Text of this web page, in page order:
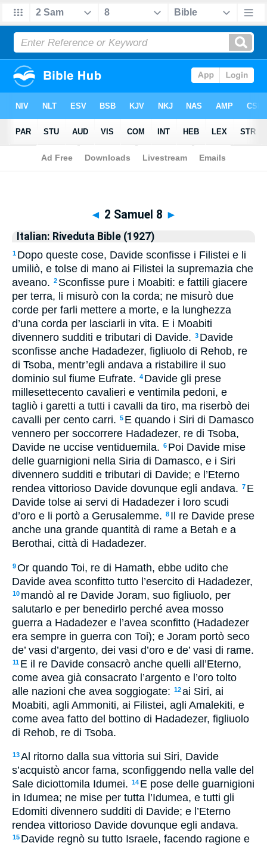
>Italian: Riveduta Bible (1927) > 2 Samuel 8
◄ 2 Samuel 8 ►
Italian: Riveduta Bible (1927)
1 Dopo queste cose, Davide sconfisse i Filistei e li
umiliò, e tolse di mano ai Filistei la supremazia che
aveano. 2 Sconfisse pure i Moabiti: e fattili giacere
per terra, li misurò con la corda; ne misurò due
corde per farli mettere a morte, e la lunghezza
d’una corda per lasciarli in vita. E i Moabiti
divennero sudditi e tributari di Davide. 3 Davide
sconfisse anche Hadadezer, figliuolo di Rehob, re
di Tsoba, mentr’egli andava a ristabilire il suo
dominio sul fiume Eufrate. 4 Davide gli prese
millesettecento cavalieri e ventimila pedoni, e
tagliò i garetti a tutti i cavalli da tiro, ma riserbò dei
cavalli per cento carri. 5 E quando i Siri di Damasco
vennero per soccorrere Hadadezer, re di Tsoba,
Davide ne uccise ventiduemila. 6 Poi Davide mise
delle guarnigioni nella Siria di Damasco, e i Siri
divennero sudditi e tributari di Davide; e l’Eterno
rendea vittorioso Davide dovunque egli andava. 7 E
Davide tolse ai servi di Hadadezer i loro scudi
d’oro e li portò a Gerusalemme. 8 Il re Davide prese
anche una grande quantità di rame a Betah e a
Berothai, città di Hadadezer.
9Or quando Toi, re di Hamath, ebbe udito che
Davide avea sconfitto tutto l’esercito di Hadadezer,
10 mandò al re Davide Joram, suo figliuolo, per
salutarlo e per benedirlo perché avea mosso
guerra a Hadadezer e l’avea sconfitto (Hadadezer
era sempre in guerra con Toi); e Joram portò seco
de’ vasi d’argento, dei vasi d’oro e de’ vasi di rame.
11 E il re Davide consacrò anche quelli all’Eterno,
come avea già consacrato l’argento e l’oro tolto
alle nazioni che avea soggiogate: 12ai Siri, ai
Moabiti, agli Ammoniti, ai Filistei, agli Amalekiti, e
come avea fatto del bottino di Hadadezer, figliuolo
di Rehob, re di Tsoba.
13Al ritorno dalla sua vittoria sui Siri, Davide
s’acquistò ancor fama, sconfiggendo nella valle del
Sale diciottomila Idumei. 14 E pose delle guarnigioni
in Idumea; ne mise per tutta l’Idumea, e tutti gli
Edomiti divennero sudditi di Davide; e l’Eterno
rendea vittorioso Davide dovunque egli andava.
15 Davide regnò su tutto Israele, facendo ragione e